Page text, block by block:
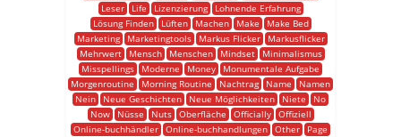
Leser
Life Lizenzierung
Lohnende Erfahrung
Lösung Finden
Lüften Machen Make
Make Bed
Marketing
Marketingtools Markus Flicker
Markusflicker
Mehrwert
Mensch Menschen Mindset
Minimalismus
Misspellings
Moderne Money
Monumentale Aufgabe
Morgenroutine
Morning Routine Nachtrag Name
Namen
Nein
Neue Geschichten Neue Möglichkeiten Niete
No
Now
Nüsse Nuts Oberfläche Officially
Offiziell
Online-buchhändler Online-buchhandlungen Other
Page